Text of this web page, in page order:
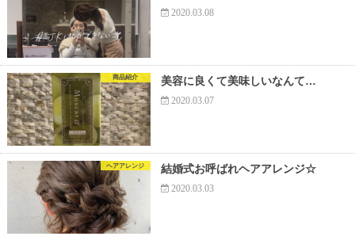
2020.03.08
商品紹介 美容に良くて美味しいなんて…
2020.03.07
ヘアアレンジ 結婚式お呼ばれヘアアレンジ☆
2020.03.03